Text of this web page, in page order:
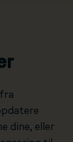
dine, eller